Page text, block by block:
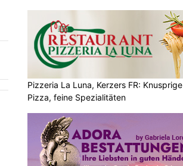
Pizzeria La Luna, Kerzers FR: Knusprige
Pizza, feine Spezialitäten